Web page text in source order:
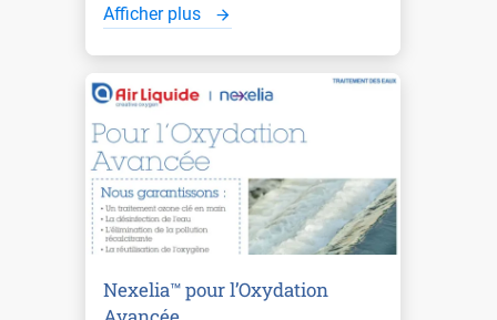
Afficher plus
Nexelia™ pour l’Oxydation